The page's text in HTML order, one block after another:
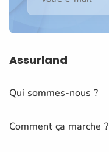
Assurland
Qui sommes-nous ?
Comment ça marche ?